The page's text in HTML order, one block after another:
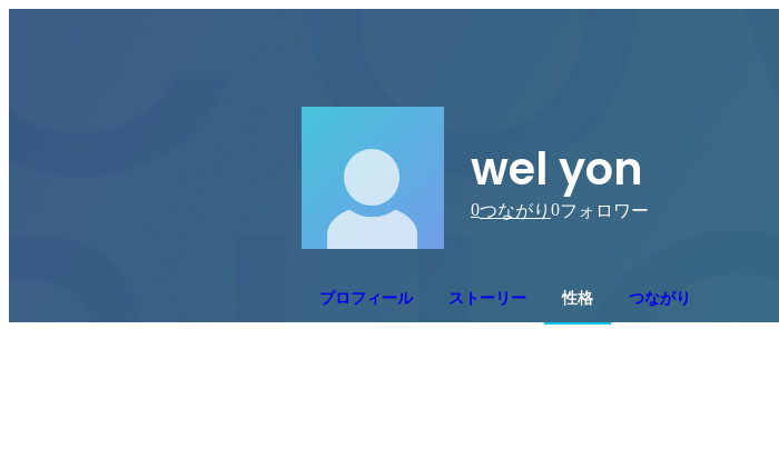
wel yon
0つながり 0フォロワー
プロフィール ストーリー 性格 つながり